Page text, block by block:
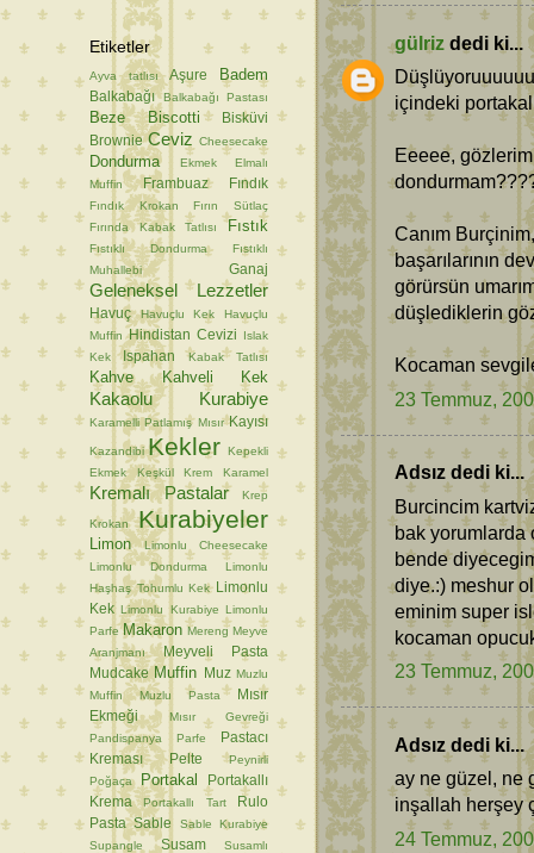
gülriz dedi ki...
içindeki
Eeeee,
Canım
başarılarının
görürsün
düşlediklerin
Kocaman
23 Temmuz,
Adsız dedi ki...
Burcincim
bak yorumlarda
bende
diye.:) meshur
eminim super
kocaman
23 Temmuz,
Adsız dedi ki...
ay ne güzel, ne
inşallah herşey
24 Temmuz,
Etiketler
Ayva tatlısı Aşure Badem
Balkabağı Balkabağı Pastası
Beze Biscotti
Bisküvi
Brownie Ceviz Cheesecake
Dondurma Ekmek
Elmalı
Muffin
Frambuaz Fındık
Fındık Krokan
Fırın Sütlaç
Fırında Kabak Tatlısı
Fıstık
Fıstıklı Dondurma
Fıstıklı
Muhallebi
Ganaj
Geleneksel Lezzetler
Havuç Havuçlu Kek
Havuçlu
Muffin Hindistan Cevizi
Islak
Kek
Ispahan Kabak Tatlısı
Kahve Kahveli Kek
Kakaolu Kurabiye
Karamelli Patlamış Mısır Kayısı
Kazandibi Kekler Kepekli
Ekmek
Keşkül Krem Karamel
Kremalı Pastalar Krep
Krokan Kurabiyeler
Limon
Limonlu Cheesecake
Limonlu Dondurma
Limonlu
Haşhaş Tohumlu Kek
Limonlu
Kek Limonlu Kurabiye Limonlu
Parfe Makaron Mereng Meyve
Aranjmanı
Meyveli Pasta
Mudcake Muffin Muz Muzlu
Muffin
Muzlu Pasta
Mısır
Ekmeği
Mısır Gevreği
Pandispanya
Parfe
Pastacı
Kreması
Pelte
Peynirli
Poğaça
Portakal
Portakallı
Krema
Portakallı Tart
Rulo
Pasta Sable
Sable Kurabiye
Supangle
Susam Susamlı